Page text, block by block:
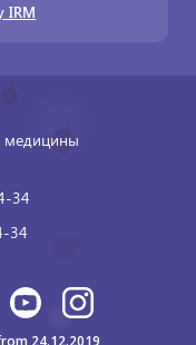
IRM
медицины
34
34
24.12.2019